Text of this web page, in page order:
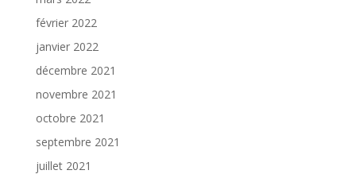
février 2022
janvier 2022
décembre 2021
novembre 2021
octobre 2021
septembre 2021
juillet 2021